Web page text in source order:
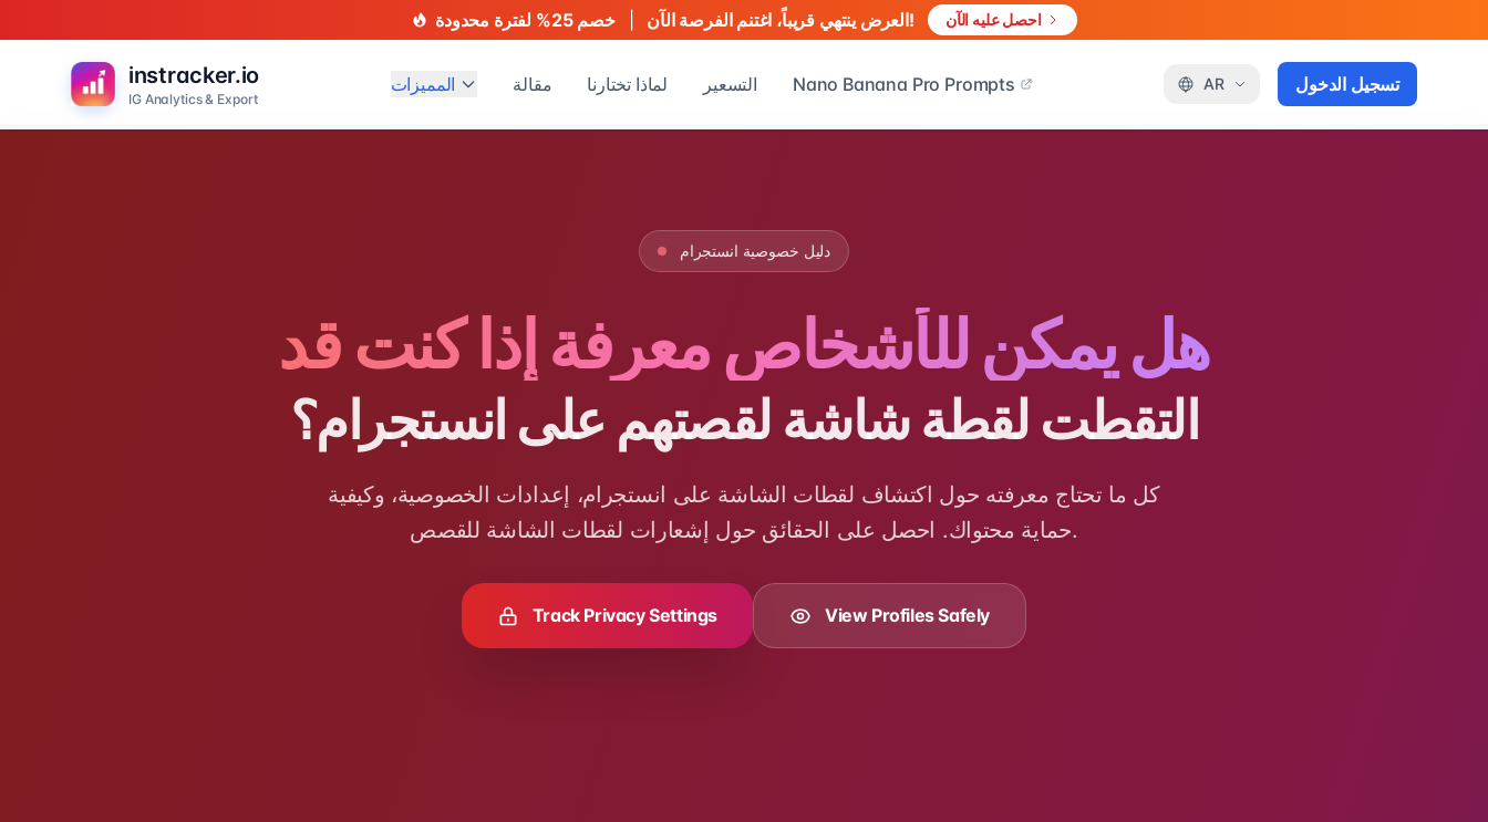
خصم 25% لفترة محدودة العرض ينتهي قريباً، اغتنم الفرصة الآن! احصل عليه الآن
instracker.io
IG Analytics & Export
المميزات مقالة لماذا تختارنا التسعير Nano Banana Pro Prompts AR تسجيل الدخول
دليل خصوصية انستجرام
هل يمكن للأشخاص معرفة إذا كنت قد
التقطت لقطة شاشة لقصتهم على انستجرام؟
كل ما تحتاج معرفته حول اكتشاف لقطات الشاشة على انستجرام، إعدادات الخصوصية، وكيفية
حماية محتواك. احصل على الحقائق حول إشعارات لقطات الشاشة للقصص.
Track Privacy Settings View Profiles Safely